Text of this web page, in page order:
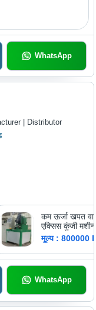
WhatsApp
| Distributor
कम ऊर्जा खपत
एक्सिस कुंजी मशीन
मूल्य : 800000
WhatsApp